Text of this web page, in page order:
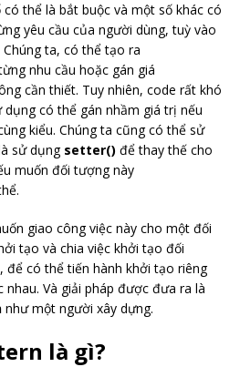
có thể là bắt buộc và một số khác có
yêu cầu của người dùng, tuỳ vào
ta, có thể tạo ra
nhu cầu hoặc gán giá
cần thiết. Tuy nhiên, code rất khó
có thể gán nhầm giá trị nếu
kiểu. Chúng ta cũng có thể sử
sử dụng setter() để thay thế cho
muốn đối tượng này
giao công việc này cho một đối
tạo và chia việc khởi tạo đối
có thể tiến hành khởi tạo riêng
nhau. Và giải pháp được đưa ra là
như một người xây dựng.
là gì?